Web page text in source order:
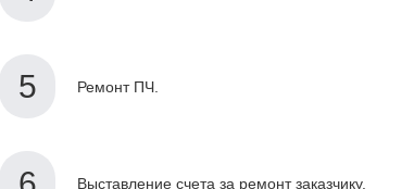
Ремонт ПЧ.
Выставление счета за ремонт заказчику.